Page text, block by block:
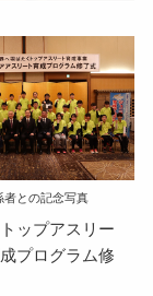
者との記念写真
ップアスリー
プログラム修